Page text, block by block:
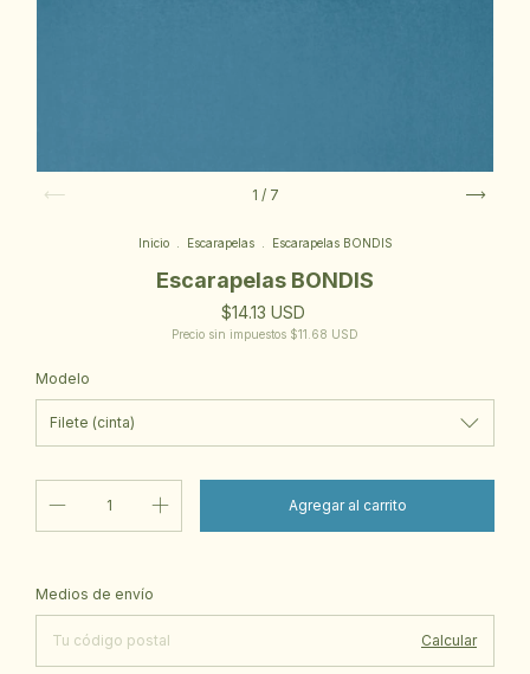
1 / 7
Inicio . Escarapelas . Escarapelas BONDIS
Escarapelas BONDIS
$14.13 USD
Precio sin impuestos $11.68 USD
Modelo
Entregas para el CP:
Medios de envío
Calcular